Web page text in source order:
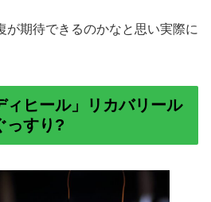
が期待できるのかなと思い実際に
ィヒール」リカバリール
っすり?